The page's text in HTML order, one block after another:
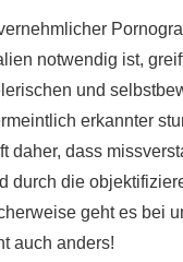
notwendig ist,
und
erkannter
daher, dass
durch die
geht es bei
auch anders!